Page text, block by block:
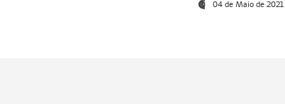
04 de Maio de 2021